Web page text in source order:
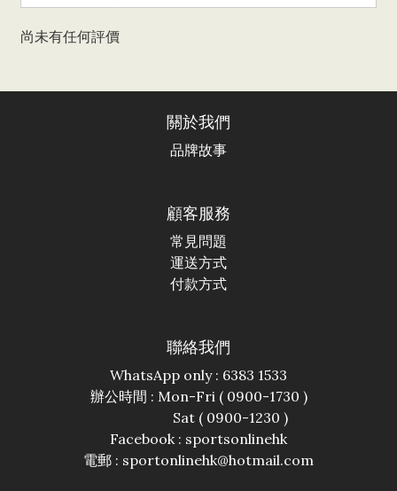
尚未有任何評價
關於我們
品牌故事
顧客服務
常見問題
運送方式
付款方式
聯絡我們
WhatsApp only : 6383 1533
辦公時間 : Mon-Fri ( 0900-1730 )
Sat ( 0900-1230 )
Facebook : sportsonlinehk
電郵 : sportonlinehk@hotmail.com